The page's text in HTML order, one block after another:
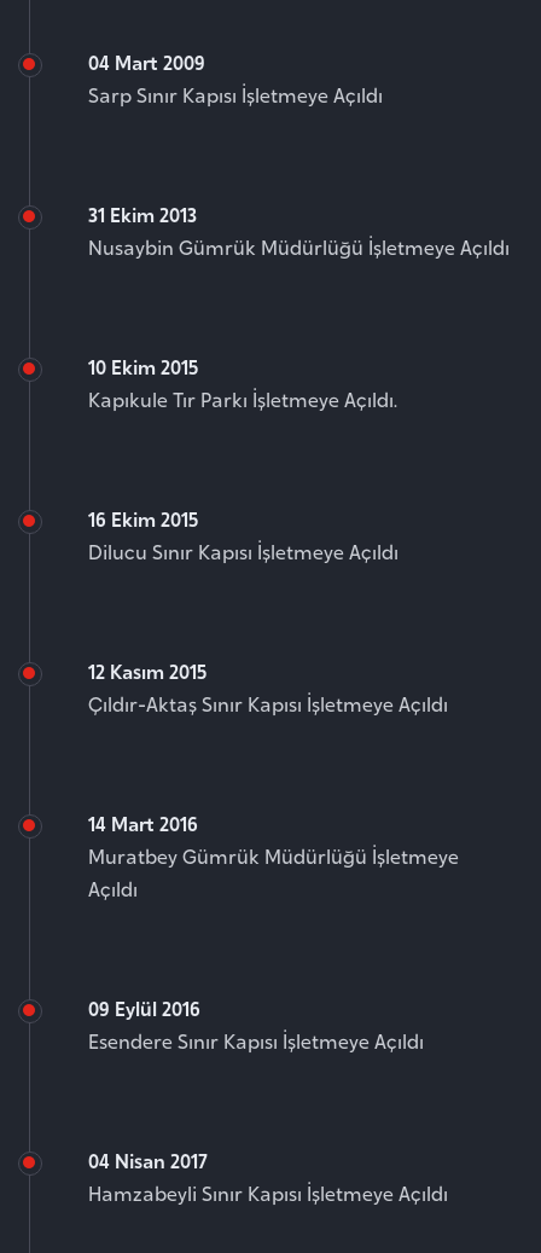
04 Mart 2009
Sarp Sınır Kapısı İşletmeye Açıldı
31 Ekim 2013
Nusaybin Gümrük Müdürlüğü İşletmeye Açıldı
10 Ekim 2015
Kapıkule Tır Parkı İşletmeye Açıldı.
16 Ekim 2015
Dilucu Sınır Kapısı İşletmeye Açıldı
12 Kasım 2015
Çıldır-Aktaş Sınır Kapısı İşletmeye Açıldı
14 Mart 2016
Muratbey Gümrük Müdürlüğü İşletmeye
Açıldı
09 Eylül 2016
Esendere Sınır Kapısı İşletmeye Açıldı
04 Nisan 2017
Hamzabeyli Sınır Kapısı İşletmeye Açıldı